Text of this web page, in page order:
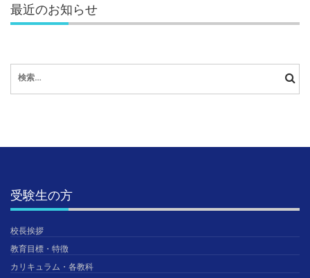
最近のお知らせ
索:
受験生の方
校長挨拶
教育目標・特徴
カリキュラム・各教科